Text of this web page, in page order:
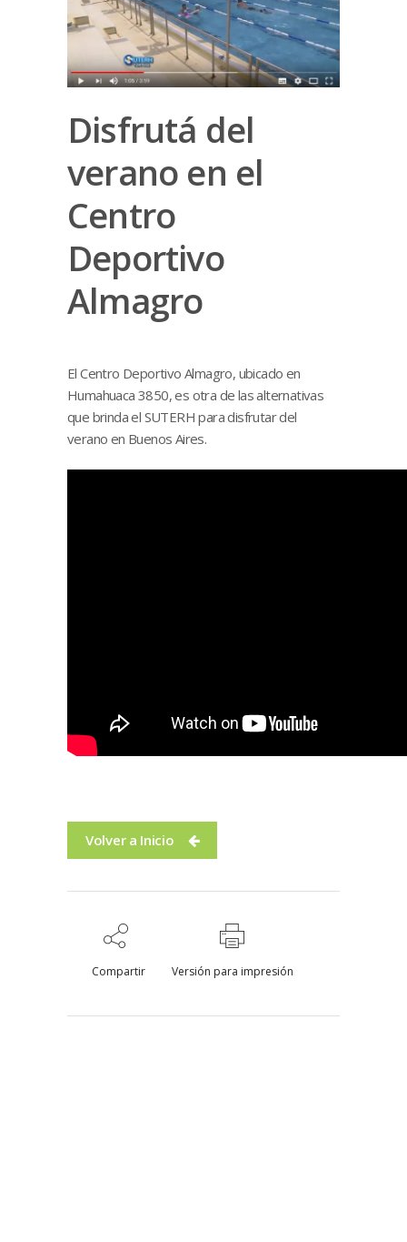
Disfrutá del
verano en el
Centro
Deportivo
Almagro
El Centro Deportivo Almagro, ubicado en
Humahuaca 3850, es otra de las alternativas
que brinda el SUTERH para disfrutar del
verano en Buenos Aires.
Volver a Inicio
Compartir Versión para impresión